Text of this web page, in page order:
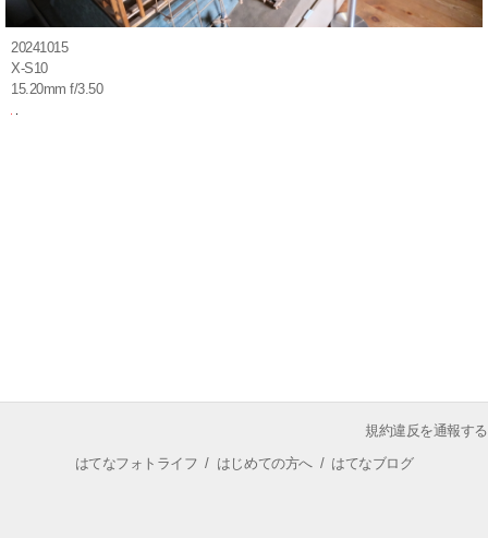
20241015
X-S10
15.20mm f/3.50
規約違反を通報する
はてなフォトライフ / はじめての方へ/ はてなブログ